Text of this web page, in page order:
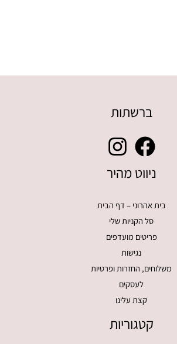
ברשתות
ניווט מהיר
בית אהרוני – דף הבית
סל הקניות שלי
פריטים מועדפים
נגישות
משלוחים, החזרות ופרטיות
לעסקים
קצת עלינו
קטגוריות